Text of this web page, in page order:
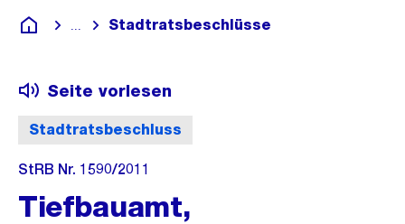
Deutsch
Blende alle Breadcrumbs ein
Stadtratsbeschlüsse
Stadtratsbeschluss
Seite vorlesen
StRB Nr. 1590/2011
Tiefbauamt,